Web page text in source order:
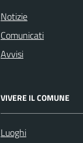
Notizie
Comunicati
Avvisi
VIVERE IL COMUNE
Luoghi